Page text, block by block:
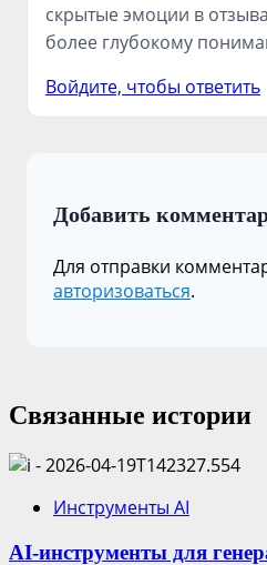
скрытые эмоции в
более глубокому
Войдите, чтобы ответить
Добавить
Для отправки
авторизоваться.
Связанные истории
Инструменты AI
AI-инструменты для